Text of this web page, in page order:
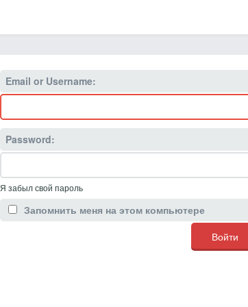
Email or Username:
Password:
Я забыл свой пароль
Запомнить меня на этом компьютере